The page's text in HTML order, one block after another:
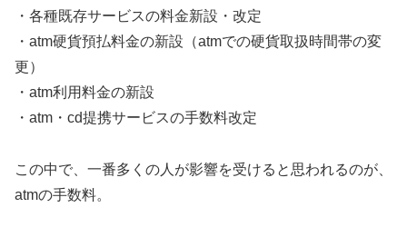
・各種既存サービスの料金新設・改定
・atm硬貨預払料金の新設（atmでの硬貨取扱時間帯の変
更）
・atm利用料金の新設
・atm・cd提携サービスの手数料改定
この中で、一番多くの人が影響を受けると思われるのが、
atmの手数料。